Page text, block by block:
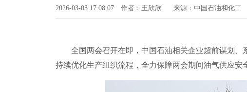
2026-03-03 17:08:07 作者：王欣欣 来源：中国石油和化工
全国两会召开在即，中国石油相关企业超前谋划、
持续优化生产组织流程，全力保障两会期间油气供应安